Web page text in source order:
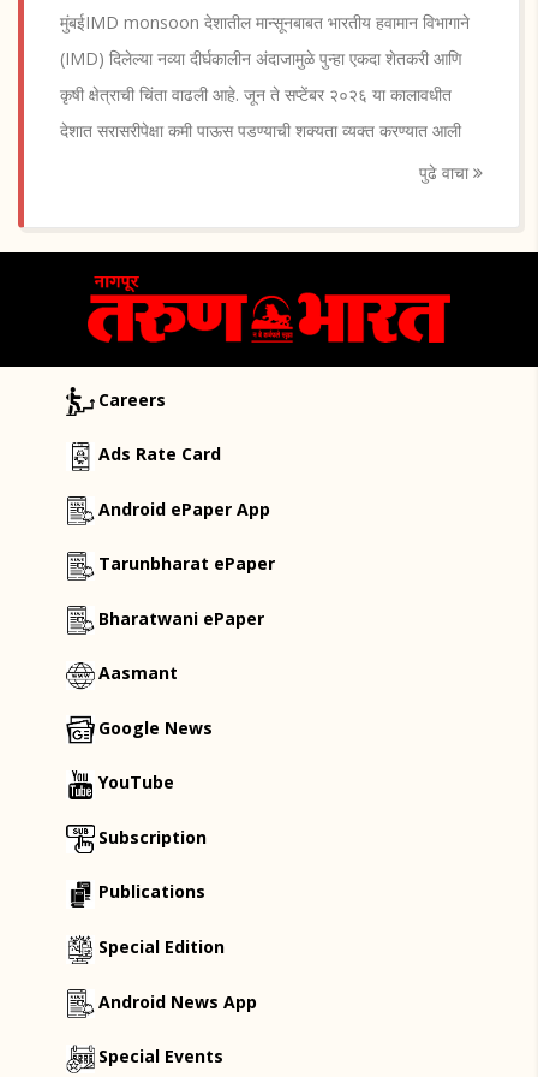
मुंबईIMD monsoon देशातील मान्सूनबाबत भारतीय हवामान विभागाने
(IMD) दिलेल्या नव्या दीर्घकालीन अंदाजामुळे पुन्हा एकदा शेतकरी आणि
कृषी क्षेत्राची चिंता वाढली आहे. जून ते सप्टेंबर २०२६ या कालावधीत
देशात सरासरीपेक्षा कमी पाऊस पडण्याची शक्यता व्यक्त करण्यात आली
पुढे वाचा
Careers
Ads Rate Card
Android ePaper App
Tarunbharat ePaper
Bharatwani ePaper
Aasmant
Google News
YouTube
Subscription
Publications
Special Edition
Android News App
Special Events